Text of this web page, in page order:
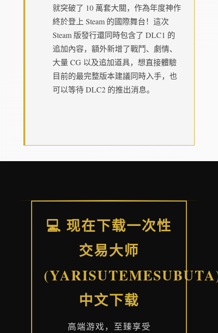
就突破了 10 萬套大關，作為年度神作
終於登上 Steam 的國際舞台！這次
Steam 版發行還同時包含了 DLC1 的
追加內容，額外新增了戰鬥、劇情、
大量 CG 以及追加道具，想直接體驗
目前的最完整版本建議同時入手，也
可以等待 DLC2 的推出消息。
💻 现在下载一次性
交易大师
中文下载
高端游戏，至臻享受